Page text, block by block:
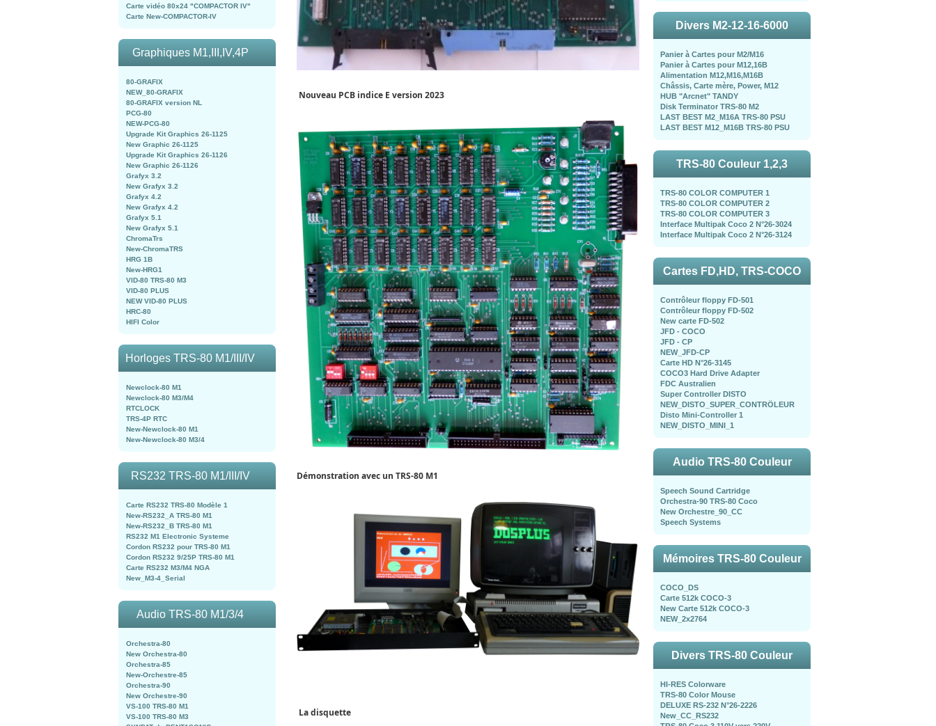
Carte vidéo 80x24 "COMPACTOR IV"
Carte New-COMPACTOR-IV
Graphiques M1,III,IV,4P
80-GRAFIX
NEW_80-GRAFIX
80-GRAFIX version NL
PCG-80
NEW-PCG-80
Upgrade Kit Graphics 26-1125
New Graphic 26-1125
Upgrade Kit Graphics 26-1126
New Graphic 26-1126
Grafyx 3.2
New Grafyx 3.2
Grafyx 4.2
New Grafyx 4.2
Grafyx 5.1
New Grafyx 5.1
ChromaTrs
New-ChromaTRS
HRG 1B
New-HRG1
VID-80 TRS-80 M3
VID-80 PLUS
NEW VID-80 PLUS
HRC-80
HIFI Color
Horloges TRS-80 M1/III/IV
Newclock-80 M1
Newclock-80 M3/M4
RTCLOCK
TRS-4P RTC
New-Newclock-80 M1
New-Newclock-80 M3/4
RS232 TRS-80 M1/III/IV
Carte RS232 TRS-80 Modèle 1
New-RS232_A TRS-80 M1
New-RS232_B TRS-80 M1
RS232 M1 Electronic Systeme
Cordon RS232 pour TRS-80 M1
Cordon RS232 9/25P TRS-80 M1
Carte RS232 M3/M4 NGA
New_M3-4_Serial
Audio TRS-80 M1/3/4
Orchestra-80
New Orchestra-80
Orchestra-85
New-Orchestre-85
Orchestra-90
New Orchestre-90
VS-100 TRS-80 M1
VS-100 TRS-80 M3
Nouveau PCB indice E version 2023
Démonstration avec un TRS-80 M1
La disquette
Divers M2-12-16-6000
Panier à Cartes pour M2/M16
Panier à Cartes pour M12,16B
Alimentation M12,M16,M16B
Châssis, Carte mère, Power, M12
HUB "Arcnet" TANDY
Disk Terminator TRS-80 M2
LAST BEST M2_M16A TRS-80 PSU
LAST BEST M12_M16B TRS-80 PSU
TRS-80 Couleur 1,2,3
TRS-80 COLOR COMPUTER 1
TRS-80 COLOR COMPUTER 2
TRS-80 COLOR COMPUTER 3
Interface Multipak Coco 2 N°26-3024
Interface Multipak Coco 2 N°26-3124
Cartes FD,HD, TRS-COCO
Contrôleur floppy FD-501
Contrôleur floppy FD-502
New carte FD-502
JFD - COCO
JFD - CP
NEW_JFD-CP
Carte HD N°26-3145
COCO3 Hard Drive Adapter
FDC Australien
Super Controller DISTO
NEW_DISTO_SUPER_CONTRÖLEUR
Disto Mini-Controller 1
NEW_DISTO_MINI_1
Audio TRS-80 Couleur
Speech Sound Cartridge
Orchestra-90 TRS-80 Coco
New Orchestre_90_CC
Speech Systems
Mémoires TRS-80 Couleur
COCO_DS
Carte 512k COCO-3
New Carte 512k COCO-3
NEW_2x2764
Divers TRS-80 Couleur
HI-RES Colorware
TRS-80 Color Mouse
DELUXE RS-232 N°26-2226
New_CC_RS232